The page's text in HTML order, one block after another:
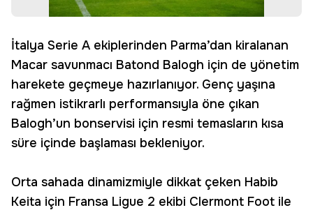
İtalya Serie A ekiplerinden Parma’dan kiralanan
Macar savunmacı Batond Balogh için de yönetim
harekete geçmeye hazırlanıyor. Genç yaşına
rağmen istikrarlı performansıyla öne çıkan
Balogh’un bonservisi için resmi temasların kısa
süre içinde başlaması bekleniyor.
Orta sahada dinamizmiyle dikkat çeken Habib
Keita için Fransa Ligue 2 ekibi Clermont Foot ile